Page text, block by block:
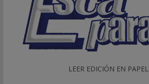
LEER EDICIÓN EN PAPEL